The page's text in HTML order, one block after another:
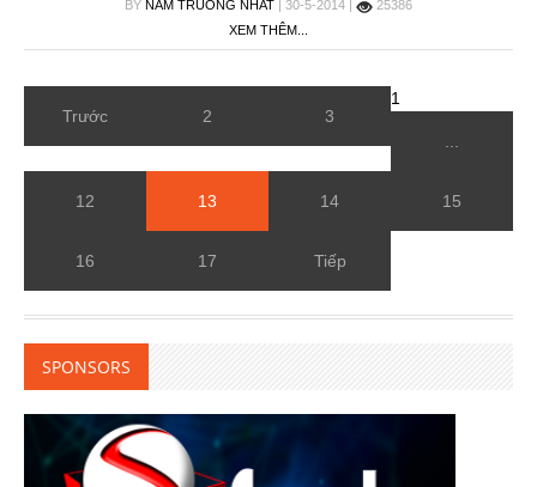
BY NAM TRUONG NHAT‎ | 30-5-2014 |
25386
XEM THÊM...
Trước
1
2
3
12 13 14 15
16 17 Tiếp
SPONSORS